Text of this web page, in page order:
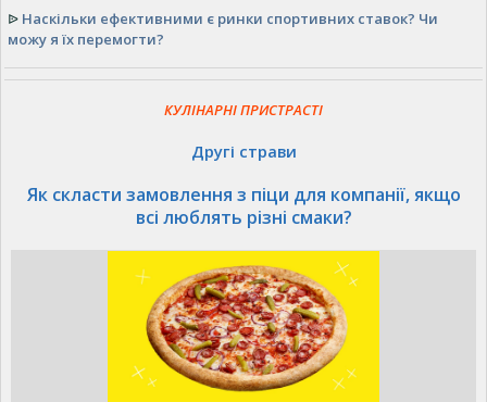
ᐉ Наскільки ефективними є ринки спортивних ставок? Чи
можу я їх перемогти?
КУЛІНАРНІ ПРИСТРАСТІ
Другі страви
Як скласти замовлення з піци для компанії, якщо
всі люблять різні смаки?